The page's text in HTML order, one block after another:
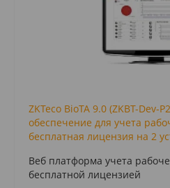
ZKTeco BioTA 9.0 (ZKBT-Dev-
обеспечение для учета
бесплатная лицензия на 2
Веб платформа учета
бесплатной лицензией